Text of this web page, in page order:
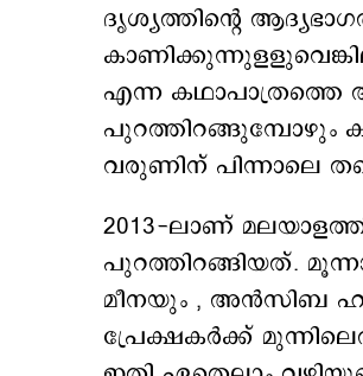
ദൃശ്യത്തിന്‍റെ
എന്ന കഥാപാത്രത്തെ
പുറത്തിറങ്ങുമ്പോഴും
വരുണിന് പിന്നാലെ
2013-ലാണ്
പുറത്തിറങ്ങിയത്.
മീനയും , അന്‍സിബ
പ്രേക്ഷകര്‍ക്ക്